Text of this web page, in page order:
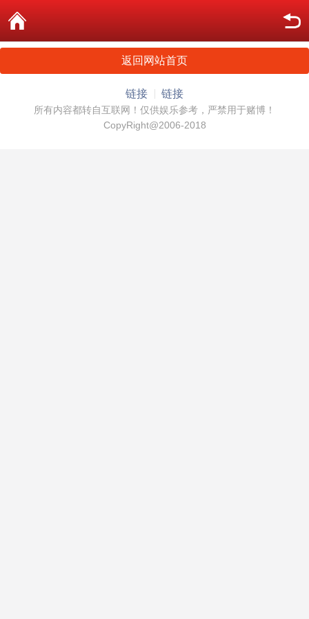
返回网站首页
链接 链接
所有内容都转自互联网！仅供娱乐参考，严禁用于赌博！
CopyRight@2006-2018